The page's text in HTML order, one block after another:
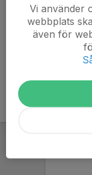
Ledare: Nicklas
Vi använder
webbplats
även för